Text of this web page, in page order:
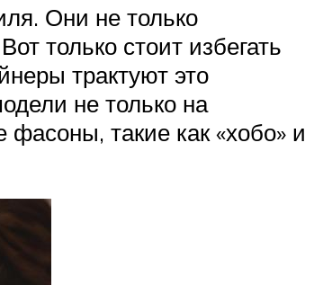
Они не только
только стоит избегать
трактуют это
не только на
такие как «хобо» и